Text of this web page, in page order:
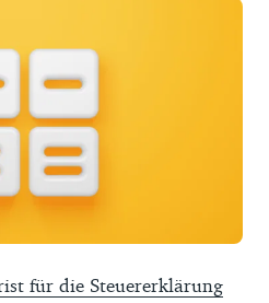
für die Steuererklärung